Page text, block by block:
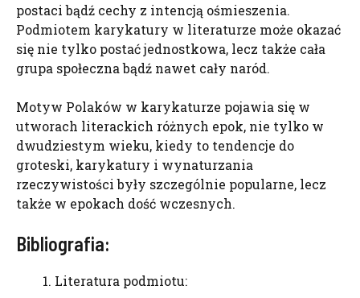
postaci bądź cechy z intencją ośmieszenia.
Podmiotem karykatury w literaturze może okazać
się nie tylko postać jednostkowa, lecz także cała
grupa społeczna bądź nawet cały naród.
Motyw Polaków w karykaturze pojawia się w
utworach literackich różnych epok, nie tylko w
dwudziestym wieku, kiedy to tendencje do
groteski, karykatury i wynaturzania
rzeczywistości były szczególnie popularne, lecz
także w epokach dość wczesnych.
Bibliografia:
Literatura podmiotu: